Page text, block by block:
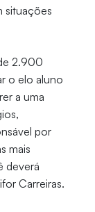
situações
2.900
o elo aluno
a uma
por
mais
deverá
Carreiras.